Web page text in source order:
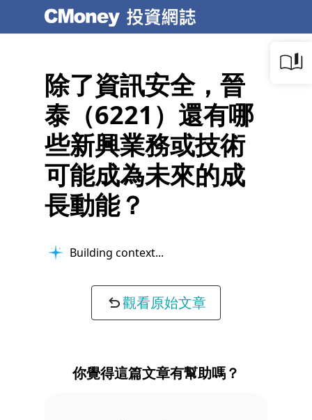
除了資訊安全，晉
泰（6221）還有哪
些新興業務或技術
可能成為未來的成
長動能？
Building context...
觀看原始文章
你覺得這篇文章有幫助嗎？